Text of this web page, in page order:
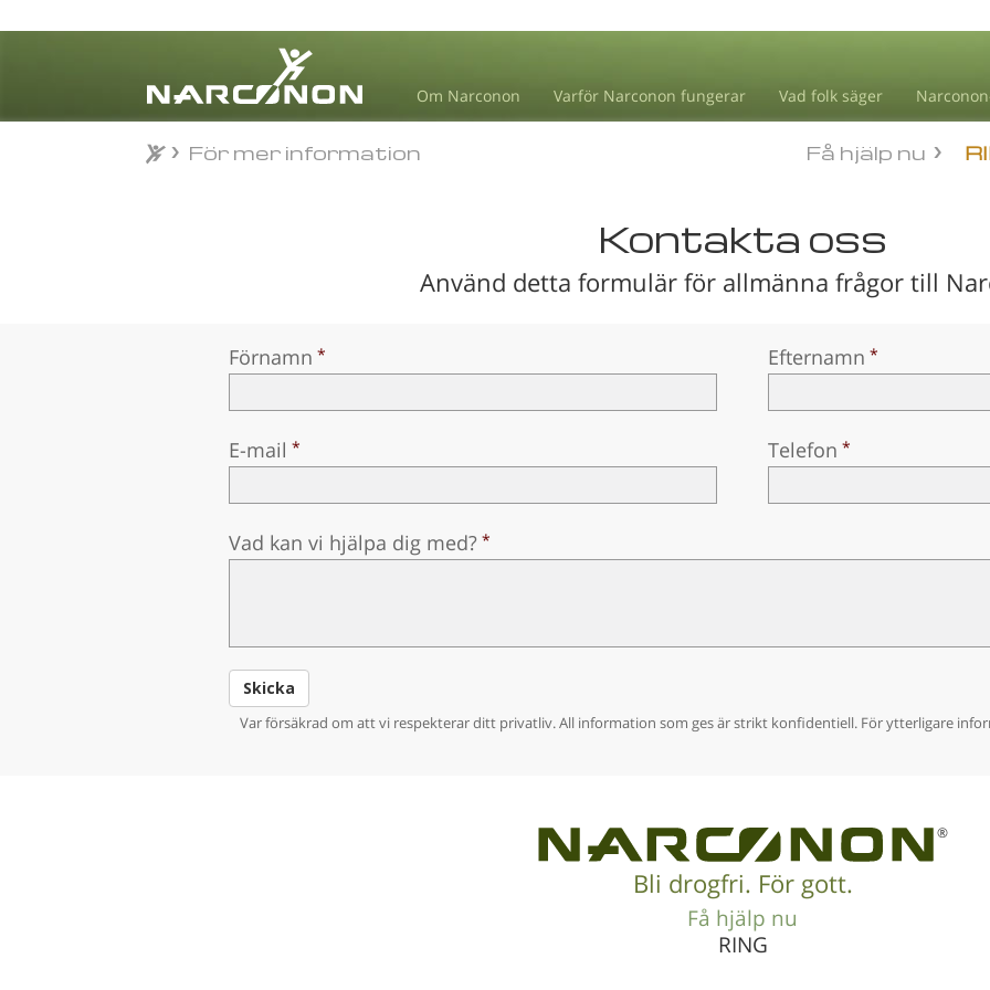
Om Narconon Varför Narconon fungerar Vad folk säger
⨯ Få hjälp nu
För mer information
Kontakta oss
Använd detta formulär för allmänna frågor till
Förnamn Efternamn
E-mail Telefon
Vad kan vi hjälpa dig med?
Skicka
Var försäkrad om att vi respekterar ditt privatliv. All information som ges är strikt konfidentiell. För ytterligare
®
Bli drogfri. För gott.
Få hjälp nu
RING
För mer information